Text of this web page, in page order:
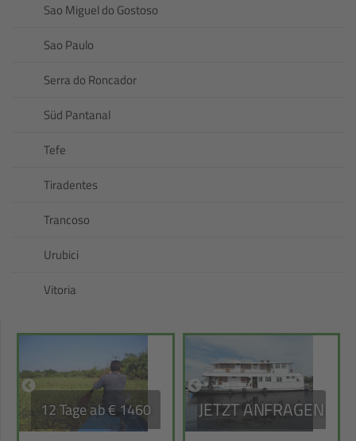
Sao Miguel do Gostoso
Sao Paulo
Serra do Roncador
Süd Pantanal
Tefe
Tiradentes
Trancoso
Urubici
Vitoria
12 Tage ab € 1460 JETZT ANFRAGEN